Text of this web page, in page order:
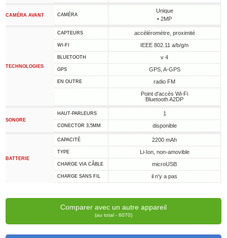
CAMÉRA AVANT CAMÉRA
Unique
• 2MP
TECHNOLOGIES
CAPTEURS accéléromètre, proximité
WI-FI IEEE 802.11 a/b/g/n
BLUETOOTH v 4
GPS GPS, A-GPS
EN OUTRE
radio FM
Point d'accès Wi-Fi
Bluetooth A2DP
SONORE
HAUT-PARLEURS 1
CONECTOR 3,5MM disponible
BATTERIE
CAPACITÉ 2200 mAh
TYPE Li-Ion, non-amovible
CHARGE VIA CÂBLE microUSB
CHARGE SANS FIL il n'y a pas
Comparer avec un autre appareil
(au total - 6070)